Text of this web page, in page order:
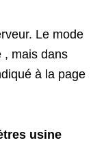
Le mode
, mais dans
à la page
usine